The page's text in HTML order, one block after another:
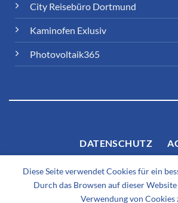
City Reisebüro Dortmund
Kaminofen Exlusiv
Photovoltaik365
DATENSCHUTZ
Diese Seite verwendet Cookies für ein
Durch das Browsen auf dieser
Verwendung von Cookies